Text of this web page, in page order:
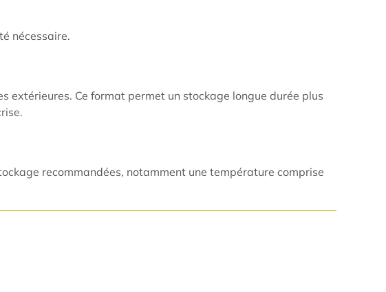
nécessaire.
extérieures. Ce format permet un stockage longue durée plus
recommandées, notamment une température comprise